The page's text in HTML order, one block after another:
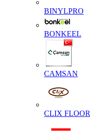
BINYLPRO
BONKEEL
CAMSAN
CLIX FLOOR